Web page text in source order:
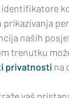
Pritužbe
identifikatore
prikazivanja
naših
trenutku
privatnosti na